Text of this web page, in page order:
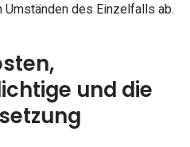
des Einzelfalls ab.
und die